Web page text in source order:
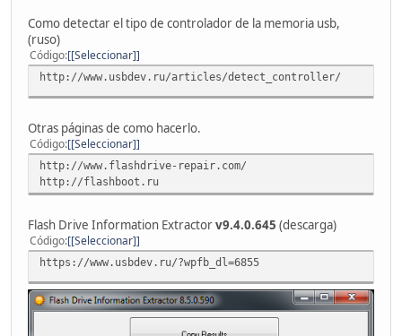
Como detectar el tipo de controlador de la memoria usb,
(ruso)
Código [Seleccionar]
http://www.usbdev.ru/articles/detect_controller/
Otras páginas de como hacerlo.
Código [Seleccionar]
http://www.flashdrive-repair.com/
http://flashboot.ru
Flash Drive Information Extractorv9.4.0.645 (descarga)
Código [Seleccionar]
https://www.usbdev.ru/?wpfb_dl=6855